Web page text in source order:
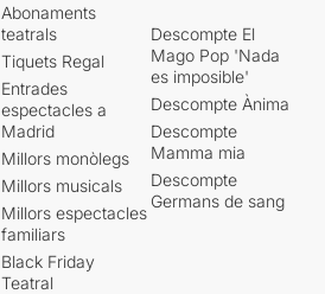
Abonaments
teatrals
Tiquets Regal
Entrades
espectacles a
Madrid
Millors monòlegs
Millors musicals
Millors espectacles
familiars
Black Friday
Teatral
Descompte El
Mago Pop 'Nada
es imposible'
Descompte Ànima
Descompte
Mamma mia
Descompte
Germans de sang